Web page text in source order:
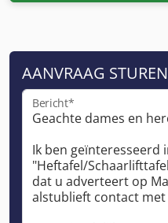
AANVRAAG STUREN
Bericht*